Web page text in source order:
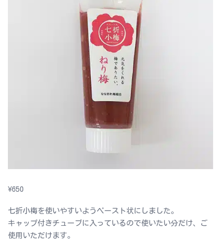
¥650
七折小梅を使いやすいようペースト状にしました。
キャップ付きチューブに入っているので使いたい分だけ、ご
使用いただけます。